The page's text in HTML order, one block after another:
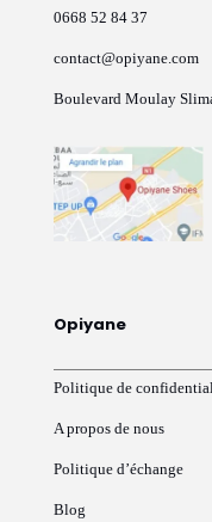
0668 52 84 37
contact@opiyane.com
Boulevard Moulay
Opiyane
Politique de
A propos de nous
Politique d’échange
Blog